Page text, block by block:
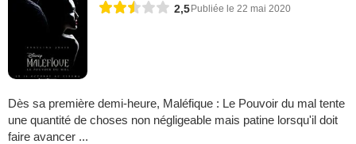
2,5Publiée le 22 mai 2020
Dès sa première demi-heure, Maléfique : Le Pouvoir du mal tente
une quantité de choses non négligeable mais patine lorsqu'il doit
faire avancer ...